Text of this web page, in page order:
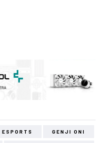
ESPORTS GENJI ONI